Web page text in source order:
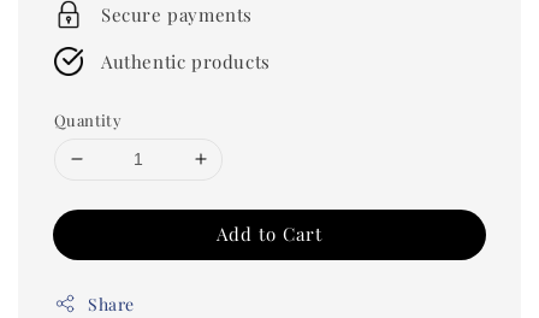
Secure payments
Authentic products
Quantity
Add to Cart
Share